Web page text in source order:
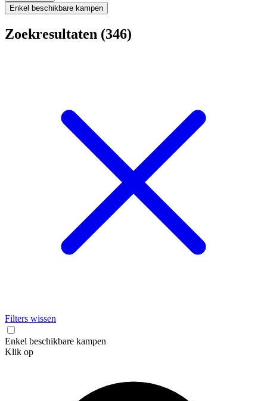
Enkel beschikbare kampen
Zoekresultaten (346)
Filters wissen
Enkel beschikbare kampen
Klik op